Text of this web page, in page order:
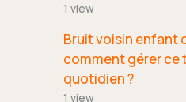
1 view
Bruit voisin enfant
comment gérer ce
quotidien ?
1 view